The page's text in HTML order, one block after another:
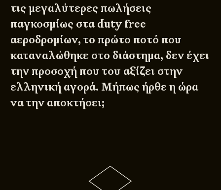
τις μεγαλύτερες πωλήσεις
παγκοσμίως στα duty free
αεροδρομίων, το πρώτο ποτό που
καταναλώθηκε στο διάστημα, δεν έχει
την προσοχή που του αξίζει στην
ελληνική αγορά. Μήπως ήρθε η ώρα
να την αποκτήσει;